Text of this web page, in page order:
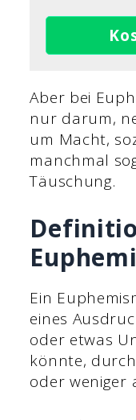
Aber bei
nur darum,
um Macht,
manchmal
Täuschung.
Ein
eines
oder etwas
könnte,
oder weniger